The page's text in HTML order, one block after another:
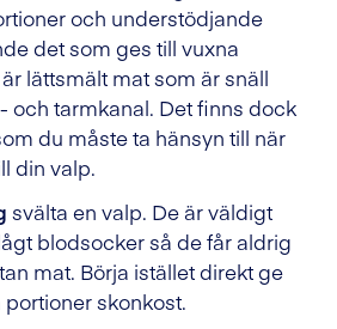
och understödjande
det som ges till vuxna
lättsmält mat som är snäll
och tarmkanal. Det finns dock
du måste ta hänsyn till när
din valp.
svälta en valp. De är väldigt
blodsocker så de får aldrig
mat. Börja istället direkt ge
skonkost.